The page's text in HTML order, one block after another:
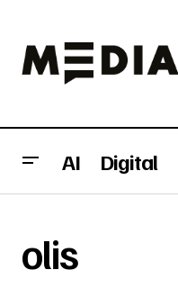
AI Digital
olis